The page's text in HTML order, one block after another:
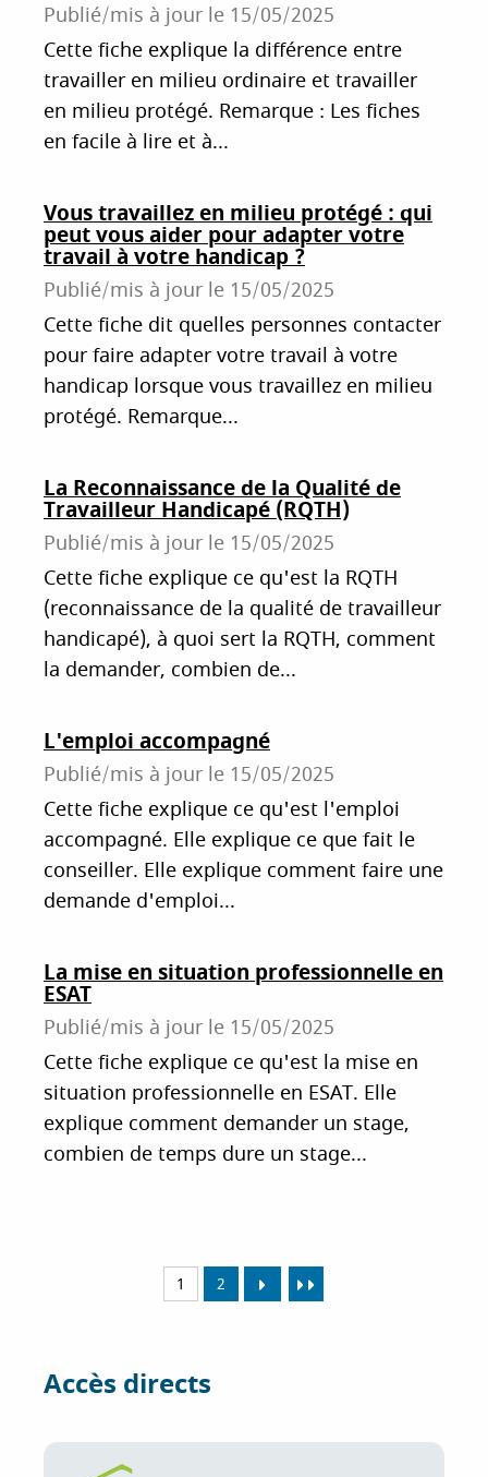
Publié/mis à jour le 15/05/2025
Cette fiche explique la différence entre
travailler en milieu ordinaire et travailler
en milieu protégé. Remarque : Les fiches
en facile à lire et à...
Vous travaillez en milieu protégé : qui
peut vous aider pour adapter votre
travail à votre handicap ?
Publié/mis à jour le 15/05/2025
Cette fiche dit quelles personnes contacter
pour faire adapter votre travail à votre
handicap lorsque vous travaillez en milieu
protégé. Remarque...
La Reconnaissance de la Qualité de
Travailleur Handicapé (RQTH)
Publié/mis à jour le 15/05/2025
Cette fiche explique ce qu'est la RQTH
(reconnaissance de la qualité de travailleur
handicapé), à quoi sert la RQTH, comment
la demander, combien de...
L'emploi accompagné
Publié/mis à jour le 15/05/2025
Cette fiche explique ce qu'est l'emploi
accompagné. Elle explique ce que fait le
conseiller. Elle explique comment faire une
demande d'emploi...
La mise en situation professionnelle en
ESAT
Publié/mis à jour le 15/05/2025
Cette fiche explique ce qu'est la mise en
situation professionnelle en ESAT. Elle
explique comment demander un stage,
combien de temps dure un stage...
1 2
Accès directs